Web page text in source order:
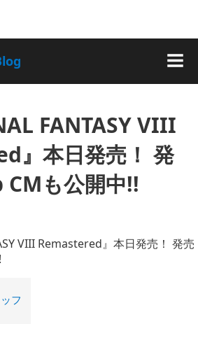
FANTASY VIII
』本日発売！ 発
CMも公開中!!
フ